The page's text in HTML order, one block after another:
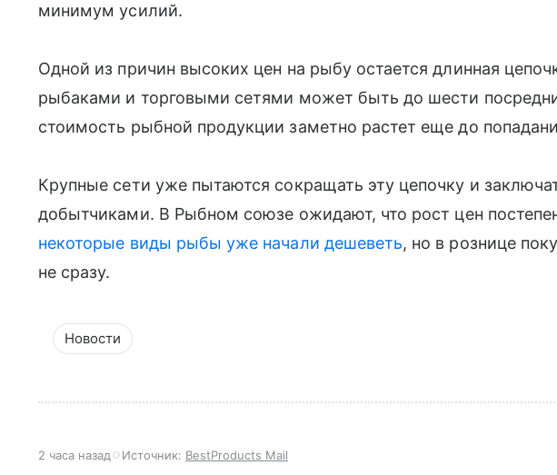
минимум усилий.
Одной из причин высоких цен на рыбу остается длинная
рыбаками и торговыми сетями может быть до шести
стоимость рыбной продукции заметно растет еще до
Крупные сети уже пытаются сокращать эту цепочку и
добытчиками. В Рыбном союзе ожидают, что рост цен
некоторые виды рыбы уже начали дешеветь, но в рознице
не сразу.
Новости
2 часа назад Источник: BestProducts Mail